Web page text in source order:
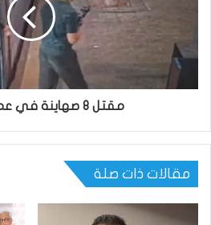
مقتل 8 صهاينة في عملية فدائية
مقالات ذات صلة